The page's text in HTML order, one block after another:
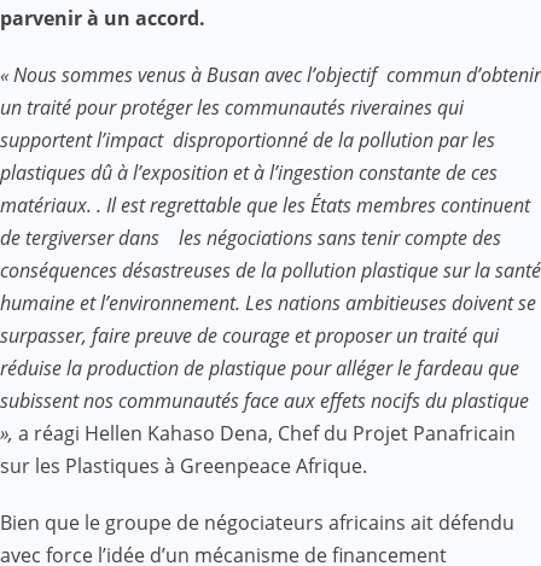
parvenir à un accord.
« Nous sommes venus à Busan avec l’objectif commun d’obtenir
un traité pour protéger les communautés riveraines qui
supportent l’impact disproportionné de la pollution par les
plastiques dû à l’exposition et à l’ingestion constante de ces
matériaux. . Il est regrettable que les États membres continuent
de tergiverser dans les négociations sans tenir compte des
conséquences désastreuses de la pollution plastique sur la santé
humaine et l’environnement. Les nations ambitieuses doivent se
surpasser, faire preuve de courage et proposer un traité qui
réduise la production de plastique pour alléger le fardeau que
subissent nos communautés face aux effets nocifs du plastique
», a réagi Hellen Kahaso Dena, Chef du Projet Panafricain
sur les Plastiques à Greenpeace Afrique.
Bien que le groupe de négociateurs africains ait défendu
avec force l’idée d’un mécanisme de financement